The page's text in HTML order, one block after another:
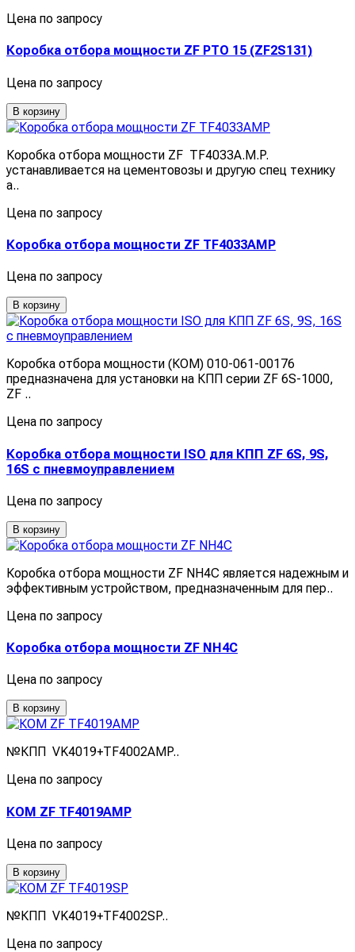
Цена по запросу
Коробка отбора мощности ZF PTO 15 (ZF2S131)
Цена по запросу
В корзину
Коробка отбора мощности ZF TF4033A.M.P.
устанавливается на цементовозы и другую спец технику
а..
Цена по запросу
Коробка отбора мощности ZF TF4033AMP
Цена по запросу
В корзину
Коробка отбора мощности (КОМ) 010-061-00176
предназначена для установки на КПП серии ZF 6S-1000,
ZF ..
Цена по запросу
Коробка отбора мощности ISO для КПП ZF 6S, 9S,
16S с пневмоуправлением
Цена по запросу
В корзину
Коробка отбора мощности ZF NH4C является надежным и
эффективным устройством, предназначенным для пер..
Цена по запросу
Коробка отбора мощности ZF NH4C
Цена по запросу
В корзину
№КПП VK4019+TF4002AMP..
Цена по запросу
КОМ ZF TF4019AMP
Цена по запросу
В корзину
№КПП VK4019+TF4002SP..
Цена по запросу